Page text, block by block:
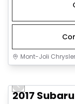
Mont-Joli Chrysler
Previous slide
2017